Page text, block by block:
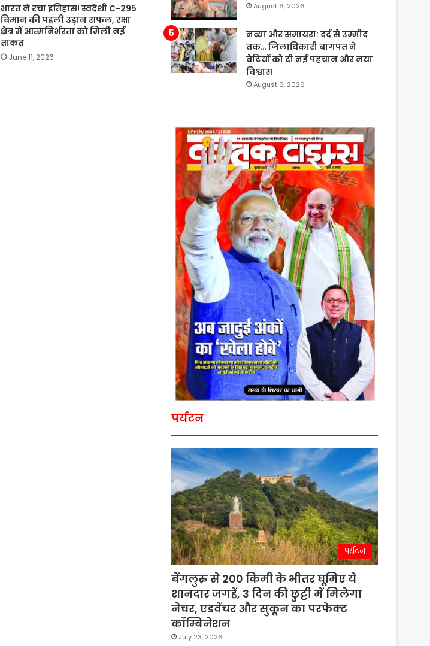
भारत ने रचा इतिहास! स्वदेशी C-295
विमान की पहली उड़ान सफल, रक्षा
क्षेत्र में आत्मनिर्भरता को मिली नई
ताकत
June 11, 2026
August 6, 2026
नव्या और समायरा: दर्द से उम्मीद
तक… जिलाधिकारी बागपत ने
बेटियों को दी नई पहचान और नया
विश्वास
August 6, 2026
पर्यटन
पर्यटन
बेंगलुरु से 200 किमी के भीतर घूमिए ये
शानदार जगहें, 3 दिन की छुट्टी में मिलेगा
नेचर, एडवेंचर और सुकून का परफेक्ट
कॉम्बिनेशन
July 23, 2026